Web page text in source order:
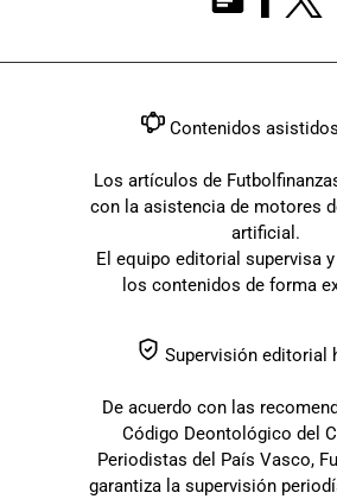
Contenidos
Los artículos de
con la asistencia de motores
artificial.
El equipo editorial supervisa
los contenidos de forma
Supervisión editorial
De acuerdo con las
Código Deontológico del
Periodistas del País Vasco,
garantiza la supervisión